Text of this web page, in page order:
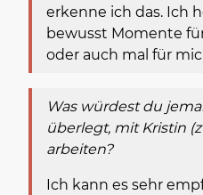
erkenne ich das. Ich
bewusst Momente
oder auch mal für
Was würdest du
überlegt, mit Kristin
arbeiten?
Ich kann es sehr